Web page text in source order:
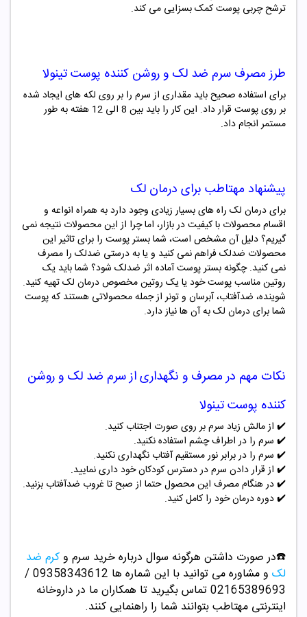
ترشح چربی پوست کمک بسزایی می کند.
طرز مصرف سرم ضد لک و روشن کننده پوست تینولا
برای استفاده صحیح باید مقداری از سرم را بر روی لکه های ایجاد شده
بر روی پوست قرار داد. این کار را باید بین 8 الی 12 هفته به طور
مستمر انجام داد.
پیشنهاد مهتاطب برای درمان لک
برای درمان لک راه های بسیار زیادی وجود دارد به همراه انواعه و
اقسام محصولات با کیفیت در بازار، اما چرا از این محصولات نتیجه نمی
گیریم؟ دلیل آن مشخص است، شما بستر پوست را برای تاثیر این
محصولات ضدلک فراهم نمی کنید و یا به درستی ضدلک را مصرف
نمی کنید. چگونه بستر پوست آماده اثر ضدلک شود؟ شما باید یک
روتین مناسب پوست خود یا یک روتین مخصوص درمان لک تهیه کنید.
شوینده، ضدآفتاب، آبرسان و تونر از جمله محصولاتی هستند که پوست
شما برای درمان لک به آن ها نیاز دارد.
نکات مهم در مصرف و نگهداری ازسرم ضد لک و روشن
کننده پوست تینولا
✔️ از مالش زیاد سرم بر روی صورت اجتناب کنید.
✔️ سرم را در اطراف چشم استفاده نکنید.
✔️ سرم را در برابر نور مستقیم آفتاب نگهداری نکنید.
✔️ از قرار دادن سرم در دسترس کودکان خود داری نمایید.
✔️در هنگام مصرف این محصول حتما از صبح تا غروب ضدآفتاب بزنید.
✔️دوره درمان خود را کامل کنید.
☎️در صورت داشتن هرگونه سوال درباره خرید سرم وکرم ضد
لک
و مشاوره می توانید با این شماره ها 09358343612 /
02165389693تماس بگیرید تا همکاران ما در داروخانه
اینترنتی مهتاطب بتوانند شما را راهنمایی کنند.